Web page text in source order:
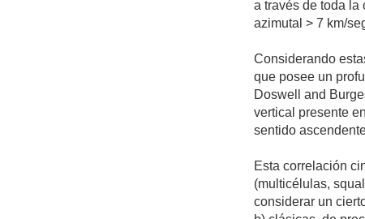
a través de toda la
azimutal > 7 km/
Considerando
que posee un
Doswell and
vertical presente
sentido
Esta correlación
(multicélulas,
considerar un